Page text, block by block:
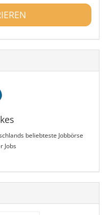
beliebteste Jobbörse
Jobs